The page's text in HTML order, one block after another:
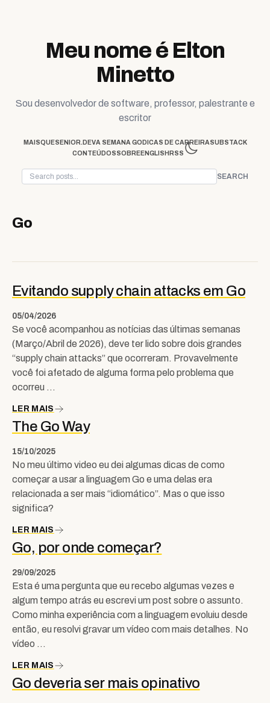
Meu nome é Elton
Minetto
Sou desenvolvedor de software, professor, palestrante e
escritor
MAISQUESENIOR.DEVA SEMANA GO DICAS DE CARREIRASUBSTACK
CONTEÚDOSSOBREENGLISH RSS
SEARCH
Go
Evitando supply chain attacks em Go
05/04/2026
Se você acompanhou as notícias das últimas semanas
(Março/Abril de 2026), deve ter lido sobre dois grandes
“supply chain attacks” que ocorreram. Provavelmente
você foi afetado de alguma forma pelo problema que
ocorreu …
LER MAIS
The Go Way
15/10/2025
No meu último video eu dei algumas dicas de como
começar a usar a linguagem Go e uma delas era
relacionada a ser mais “idiomático”. Mas o que isso
significa?
LER MAIS
Go, por onde começar?
29/09/2025
Esta é uma pergunta que eu recebo algumas vezes e
algum tempo atrás eu escrevi um post sobre o assunto.
Como minha experiência com a linguagem evoluiu desde
então, eu resolvi gravar um vídeo com mais detalhes. No
vídeo …
LER MAIS
Go deveria ser mais opinativo